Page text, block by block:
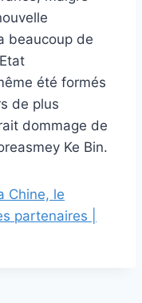
beaucoup de
été formés
de plus
dommage de
Ke Bin.
Chine, le
partenaires |